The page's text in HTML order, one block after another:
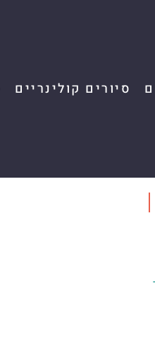
סיורים קולינריים